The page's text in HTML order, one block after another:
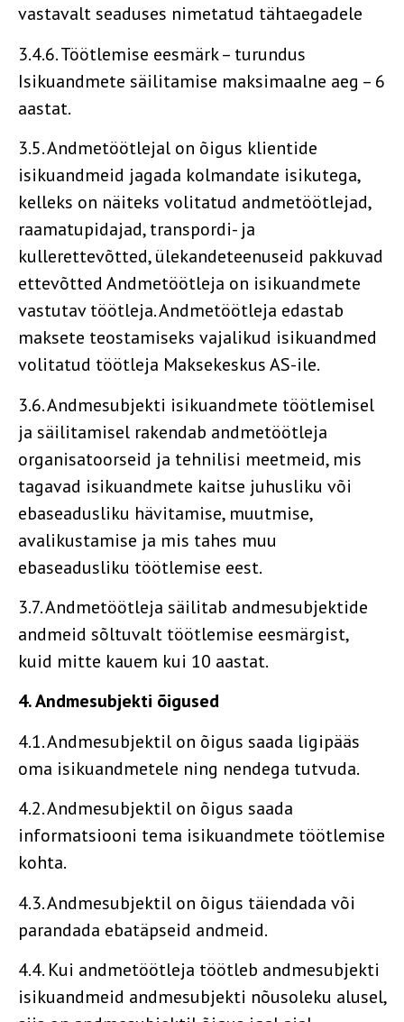
vastavalt seaduses nimetatud tähtaegadele
3.4.6. Töötlemise eesmärk – turundus
Isikuandmete säilitamise maksimaalne aeg – 6
aastat.
3.5. Andmetöötlejal on õigus klientide
isikuandmeid jagada kolmandate isikutega,
kelleks on näiteks volitatud andmetöötlejad,
raamatupidajad, transpordi- ja
kullerettevõtted, ülekandeteenuseid pakkuvad
ettevõtted Andmetöötleja on isikuandmete
vastutav töötleja. Andmetöötleja edastab
maksete teostamiseks vajalikud isikuandmed
volitatud töötleja Maksekeskus AS-ile.
3.6. Andmesubjekti isikuandmete töötlemisel
ja säilitamisel rakendab andmetöötleja
organisatoorseid ja tehnilisi meetmeid, mis
tagavad isikuandmete kaitse juhusliku või
ebaseadusliku hävitamise, muutmise,
avalikustamise ja mis tahes muu
ebaseadusliku töötlemise eest.
3.7. Andmetöötleja säilitab andmesubjektide
andmeid sõltuvalt töötlemise eesmärgist,
kuid mitte kauem kui 10 aastat.
4. Andmesubjekti õigused
4.1. Andmesubjektil on õigus saada ligipääs
oma isikuandmetele ning nendega tutvuda.
4.2. Andmesubjektil on õigus saada
informatsiooni tema isikuandmete töötlemise
kohta.
4.3. Andmesubjektil on õigus täiendada või
parandada ebatäpseid andmeid.
4.4. Kui andmetöötleja töötleb andmesubjekti
isikuandmeid andmesubjekti nõusoleku alusel,